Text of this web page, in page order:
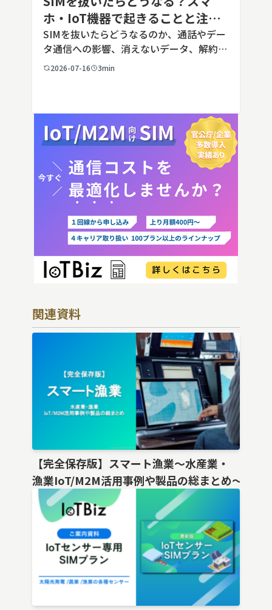
ホ・IoT機器で起きることと注意
点を解説
SIMを抜いたらどうなるのか、通話やデー
タ通信への影響、消えないデータ、解約や
端末譲渡時の注意点を整理。さらに法人・
2026-07-16 3min
関連資料
【完全保存版】スマート漁業〜水産業・
漁業IoT/M2M活用事例や製品の総まとめ〜